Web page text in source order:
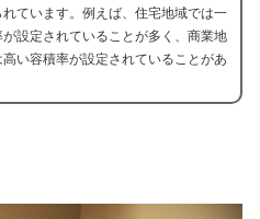
ています。例えば、住宅地域では一
設定されていることが多く、商業地
い容積率が設定されていることがあ